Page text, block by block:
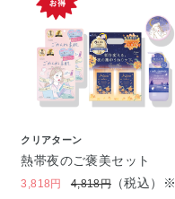
クリアターン
熱帯夜のご褒美セット
3,818円 4,818円 （税込）※